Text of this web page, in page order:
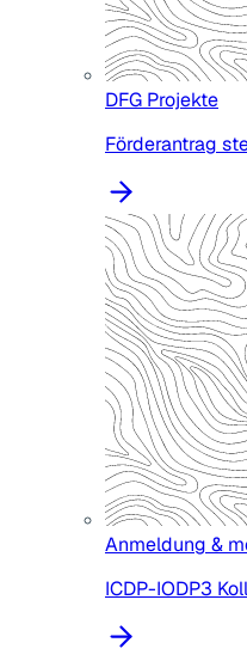
DFG Projekte
Förderantrag
Anmeldung &
ICDP-IODP3